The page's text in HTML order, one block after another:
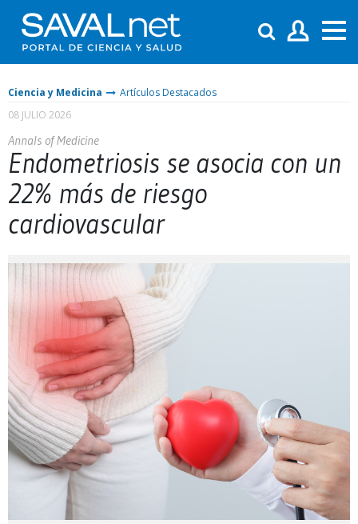
Ciencia y Medicina
Artículos Destacados
08 JULIO 2026
Annals of Medicine
Endometriosis se asocia con un
22% más de riesgo
cardiovascular